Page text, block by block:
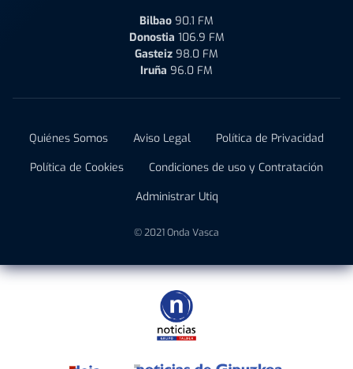
Bilbao 90.1 FM
Donostia 106.9 FM
Gasteiz 98.0 FM
Iruña 96.0 FM
Quiénes Somos Aviso Legal
Política de Privacidad
Política de Cookies
Condiciones de uso y Contratación
Administrar Utiq
© 2021 Onda Vasca